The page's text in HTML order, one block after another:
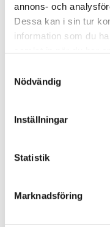
annons- och
Dessa kan i sin tur
information som du
Nödvändig
Inställningar
Statistik
Marknadsföring
Teleskoprör 310mm
Logga in för att se pris